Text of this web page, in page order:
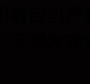
者应当
不得发